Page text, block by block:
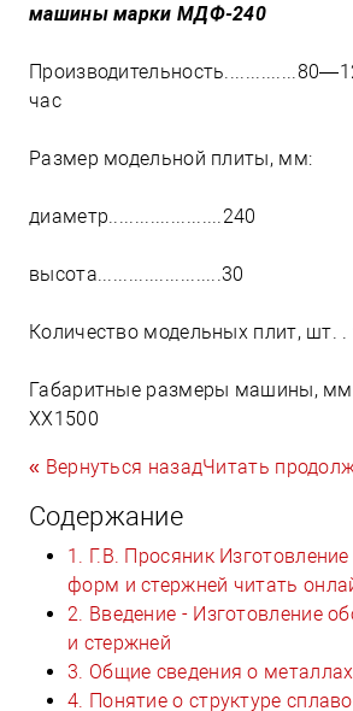
машины марки МДФ-240
час
Размер модельной плиты, мм:
диаметр......................240
высота........................30
Количество модельных плит, шт. .
Габаритные размеры машины, мм
XХ1500
« Вернуться назадЧитать
Содержание
1. Г.В. Просяник
форм и стержней читать
2. Введение - Изготовление
и стержней
3. Общие сведения о
4. Понятие о структуре